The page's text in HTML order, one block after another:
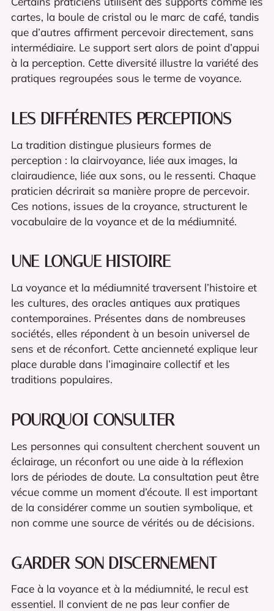
cartes, la boule de cristal ou le marc de café, tandis
que d’autres affirment percevoir directement, sans
intermédiaire. Le support sert alors de point d’appui
à la perception. Cette diversité illustre la variété des
pratiques regroupées sous le terme de voyance.
LES DIFFÉRENTES PERCEPTIONS
La tradition distingue plusieurs formes de
perception : la clairvoyance, liée aux images, la
clairaudience, liée aux sons, ou le ressenti. Chaque
praticien décrirait sa manière propre de percevoir.
Ces notions, issues de la croyance, structurent le
vocabulaire de la voyance et de la médiumnité.
UNE LONGUE HISTOIRE
La voyance et la médiumnité traversent l’histoire et
les cultures, des oracles antiques aux pratiques
contemporaines. Présentes dans de nombreuses
sociétés, elles répondent à un besoin universel de
sens et de réconfort. Cette ancienneté explique leur
place durable dans l’imaginaire collectif et les
traditions populaires.
POURQUOI CONSULTER
Les personnes qui consultent cherchent souvent un
éclairage, un réconfort ou une aide à la réflexion
lors de périodes de doute. La consultation peut être
vécue comme un moment d’écoute. Il est important
de la considérer comme un soutien symbolique, et
non comme une source de vérités ou de décisions.
GARDER SON DISCERNEMENT
Face à la voyance et à la médiumnité, le recul est
essentiel. Il convient de ne pas leur confier de